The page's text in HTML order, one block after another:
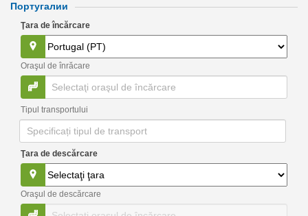
Португалии
Ţara de încărcare
Oraşul de înrăcare
Tipul transportului
Ţara de descărcare
Oraşul de descărcare